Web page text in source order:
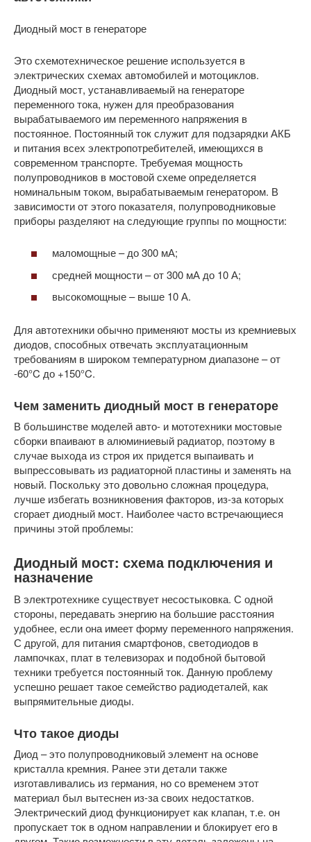
Диодный мост в генераторе
Это схемотехническое решение используется в
электрических схемах автомобилей и мотоциклов.
Диодный мост, устанавливаемый на генераторе
переменного тока, нужен для преобразования
вырабатываемого им переменного напряжения в
постоянное. Постоянный ток служит для подзарядки АКБ
и питания всех электропотребителей, имеющихся в
современном транспорте. Требуемая мощность
полупроводников в мостовой схеме определяется
номинальным током, вырабатываемым генератором. В
зависимости от этого показателя, полупроводниковые
приборы разделяют на следующие группы по мощности:
маломощные – до 300 мА;
средней мощности – от 300 мА до 10 А;
высокомощные – выше 10 А.
Для автотехники обычно применяют мосты из кремниевых
диодов, способных отвечать эксплуатационным
требованиям в широком температурном диапазоне – от
-60°C до +150°C.
Чем заменить диодный мост в генераторе
В большинстве моделей авто- и мототехники мостовые
сборки впаивают в алюминиевый радиатор, поэтому в
случае выхода из строя их придется выпаивать и
выпрессовывать из радиаторной пластины и заменять на
новый. Поскольку это довольно сложная процедура,
лучше избегать возникновения факторов, из-за которых
сгорает диодный мост. Наиболее часто встречающиеся
причины этой проблемы:
Диодный мост: схема подключения и
назначение
В электротехнике существует несостыковка. С одной
стороны, передавать энергию на большие расстояния
удобнее, если она имеет форму переменного напряжения.
С другой, для питания смартфонов, светодиодов в
лампочках, плат в телевизорах и подобной бытовой
техники требуется постоянный ток. Данную проблему
успешно решает такое семейство радиодеталей, как
выпрямительные диоды.
Что такое диоды
Диод – это полупроводниковый элемент на основе
кристалла кремния. Ранее эти детали также
изготавливались из германия, но со временем этот
материал был вытеснен из-за своих недостатков.
Электрический диод функционирует как клапан, т.е. он
пропускает ток в одном направлении и блокирует его в